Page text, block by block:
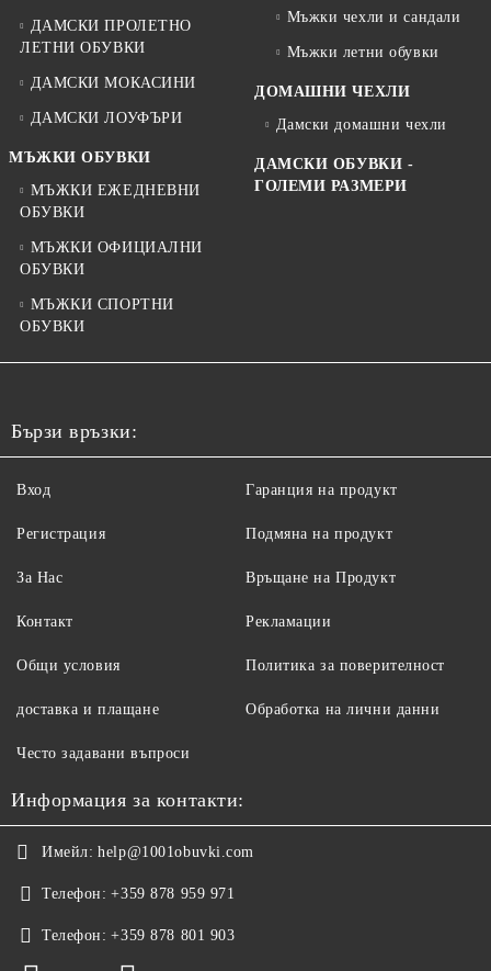
ДАМСКИ ПРОЛЕТНО
ЛЕТНИ ОБУВКИ
ДАМСКИ МОКАСИНИ
ДАМСКИ ЛОУФЪРИ
МЪЖКИ ОБУВКИ
МЪЖКИ ЕЖЕДНЕВНИ
ОБУВКИ
МЪЖКИ ОФИЦИАЛНИ
ОБУВКИ
МЪЖКИ СПОРТНИ
ОБУВКИ
Мъжки чехли и сандали
Мъжки летни обувки
ДОМАШНИ ЧЕХЛИ
Дамски домашни чехли
ДАМСКИ ОБУВКИ -
ГОЛЕМИ РАЗМЕРИ
Бързи връзки:
Вход
Регистрация
За Нас
Контакт
Общи условия
доставка и плащане
Гаранция на продукт
Подмяна на продукт
Връщане на Продукт
Рекламации
Политика за поверителност
Обработка на лични данни
Често задавани въпроси
Информация за контакти:
Имейл: help@1001obuvki.com
Телефон: +359 878 959 971
Телефон: +359 878 801 903